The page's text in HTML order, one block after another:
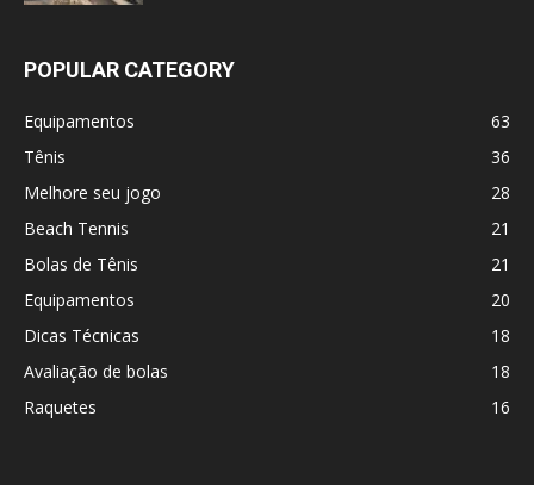
POPULAR CATEGORY
Equipamentos
63
Tênis
36
Melhore seu jogo
28
Beach Tennis
21
Bolas de Tênis
21
Equipamentos
20
Dicas Técnicas
18
Avaliação de bolas
18
Raquetes
16